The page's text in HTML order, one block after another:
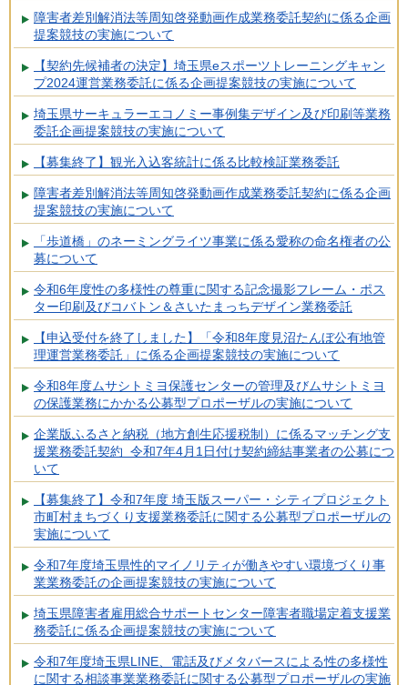
障害者差別解消法等周知啓発動画作成業務委託契約に係る企画
提案競技の実施について
【契約先候補者の決定】埼玉県eスポーツトレーニングキャン
プ2024運営業務委託に係る企画提案競技の実施について
埼玉県サーキュラーエコノミー事例集デザイン及び印刷等業務
委託企画提案競技の実施について
【募集終了】観光入込客統計に係る比較検証業務委託
障害者差別解消法等周知啓発動画作成業務委託契約に係る企画
提案競技の実施について
「歩道橋」のネーミングライツ事業に係る愛称の命名権者の公
募について
令和6年度性の多様性の尊重に関する記念撮影フレーム・ポス
ター印刷及びコバトン＆さいたまっちデザイン業務委託
【申込受付を終了しました】「令和8年度見沼たんぼ公有地管
理運営業務委託」に係る企画提案競技の実施について
令和8年度ムサシトミヨ保護センターの管理及びムサシトミヨ
の保護業務にかかる公募型プロポーザルの実施について
企業版ふるさと納税（地方創生応援税制）に係るマッチング支
援業務委託契約 令和7年4月1日付け契約締結事業者の公募につ
いて
【募集終了】令和7年度 埼玉版スーパー・シティプロジェクト
市町村まちづくり支援業務委託に関する公募型プロポーザルの
実施について
令和7年度埼玉県性的マイノリティが働きやすい環境づくり事
業業務委託の企画提案競技の実施について
埼玉県障害者雇用総合サポートセンター障害者職場定着支援業
務委託に係る企画提案競技の実施について
令和7年度埼玉県LINE、電話及びメタバースによる性の多様性
に関する相談事業業務委託に関する公募型プロポーザルの実施